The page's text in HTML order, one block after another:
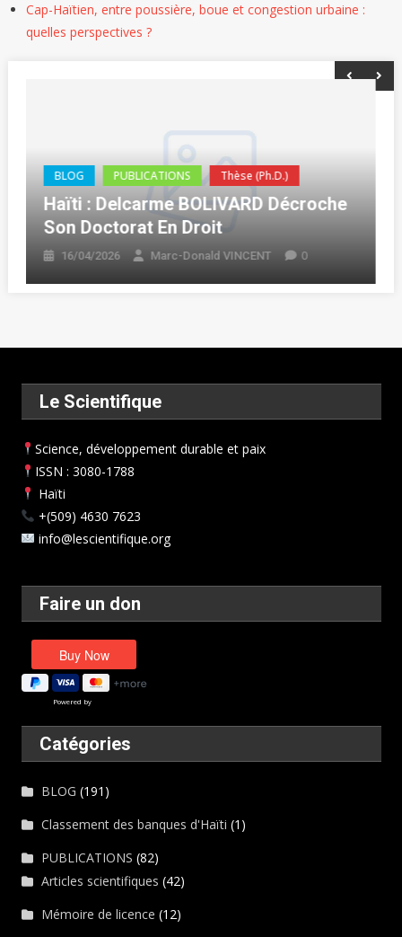
Cap-Haïtien, entre poussière, boue et congestion urbaine :
quelles perspectives ?
BLOG PUBLICATIONS Thèse (Ph.D.)
Haïti : Delcarme BOLIVARD Décroche
Son Doctorat En Droit
16/04/2026 Marc-Donald VINCENT 0
Le Scientifique
Science, développement durable et paix
ISSN : 3080-1788
Haïti
+(509) 4630 7623
info@lescientifique.org
Faire un don
Powered by
Catégories
BLOG (191)
Classement des banques d'Haïti (1)
PUBLICATIONS (82)
Articles scientifiques (42)
Mémoire de licence (12)